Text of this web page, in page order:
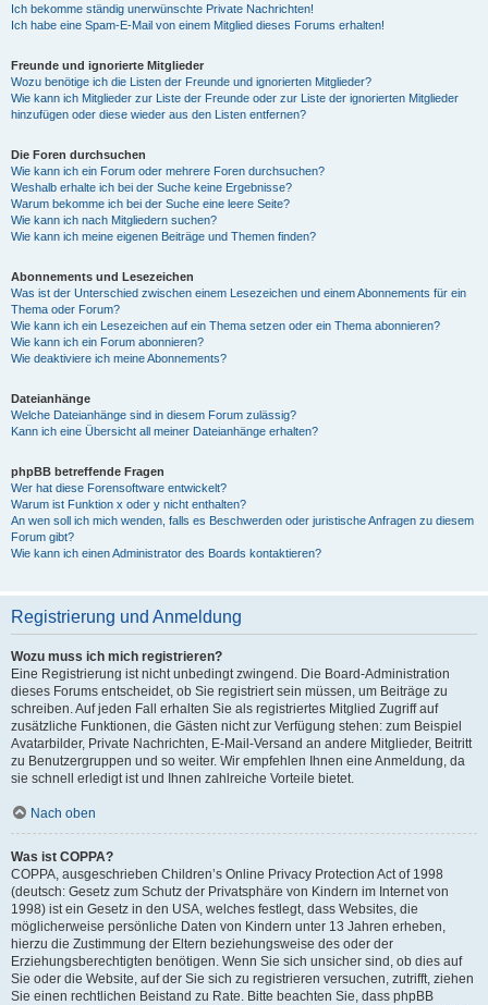
Ich bekomme ständig unerwünschte Private Nachrichten!
Ich habe eine Spam-E-Mail von einem Mitglied dieses Forums erhalten!
Freunde und ignorierte Mitglieder
Wozu benötige ich die Listen der Freunde und ignorierten Mitglieder?
Wie kann ich Mitglieder zur Liste der Freunde oder zur Liste der ignorierten Mitglieder
hinzufügen oder diese wieder aus den Listen entfernen?
Die Foren durchsuchen
Wie kann ich ein Forum oder mehrere Foren durchsuchen?
Weshalb erhalte ich bei der Suche keine Ergebnisse?
Warum bekomme ich bei der Suche eine leere Seite?
Wie kann ich nach Mitgliedern suchen?
Wie kann ich meine eigenen Beiträge und Themen finden?
Abonnements und Lesezeichen
Was ist der Unterschied zwischen einem Lesezeichen und einem Abonnements für ein
Thema oder Forum?
Wie kann ich ein Lesezeichen auf ein Thema setzen oder ein Thema abonnieren?
Wie kann ich ein Forum abonnieren?
Wie deaktiviere ich meine Abonnements?
Dateianhänge
Welche Dateianhänge sind in diesem Forum zulässig?
Kann ich eine Übersicht all meiner Dateianhänge erhalten?
phpBB betreffende Fragen
Wer hat diese Forensoftware entwickelt?
Warum ist Funktion x oder y nicht enthalten?
An wen soll ich mich wenden, falls es Beschwerden oder juristische Anfragen zu diesem
Forum gibt?
Wie kann ich einen Administrator des Boards kontaktieren?
Registrierung und Anmeldung
Wozu muss ich mich registrieren?
Eine Registrierung ist nicht unbedingt zwingend. Die Board-Administration
dieses Forums entscheidet, ob Sie registriert sein müssen, um Beiträge zu
schreiben. Auf jeden Fall erhalten Sie als registriertes Mitglied Zugriff auf
zusätzliche Funktionen, die Gästen nicht zur Verfügung stehen: zum Beispiel
Avatarbilder, Private Nachrichten, E-Mail-Versand an andere Mitglieder, Beitritt
zu Benutzergruppen und so weiter. Wir empfehlen Ihnen eine Anmeldung, da
sie schnell erledigt ist und Ihnen zahlreiche Vorteile bietet.
Nach oben
Was ist COPPA?
COPPA, ausgeschrieben Children’s Online Privacy Protection Act of 1998
(deutsch: Gesetz zum Schutz der Privatsphäre von Kindern im Internet von
1998) ist ein Gesetz in den USA, welches festlegt, dass Websites, die
möglicherweise persönliche Daten von Kindern unter 13 Jahren erheben,
hierzu die Zustimmung der Eltern beziehungsweise des oder der
Erziehungsberechtigten benötigen. Wenn Sie sich unsicher sind, ob dies auf
Sie oder die Website, auf der Sie sich zu registrieren versuchen, zutrifft, ziehen
Sie einen rechtlichen Beistand zu Rate. Bitte beachten Sie, dass phpBB